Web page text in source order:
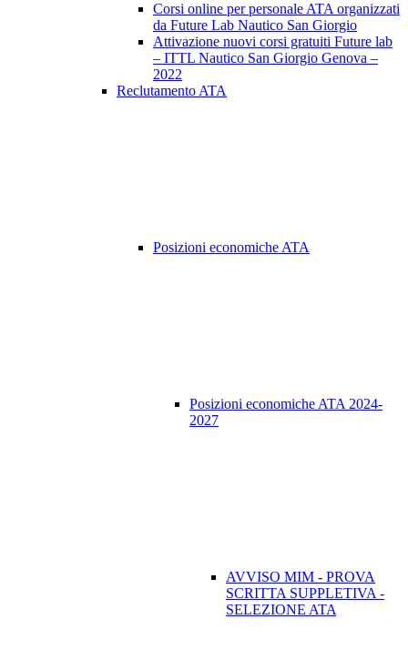
Corsi online per personale ATA organizzati
da Future Lab Nautico San Giorgio
Attivazione nuovi corsi gratuiti Future lab
– ITTL Nautico San Giorgio Genova –
2022
Reclutamento ATA
Posizioni economiche ATA
Posizioni economiche ATA 2024-
2027
AVVISO MIM - PROVA
SCRITTA SUPPLETIVA -
SELEZIONE ATA